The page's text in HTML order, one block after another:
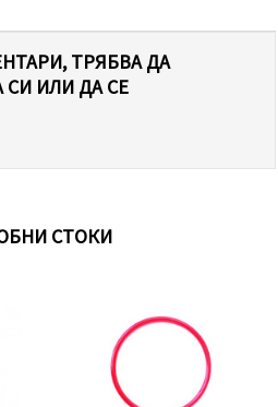
ТРЯБВА ДА
СИ ИЛИ ДА СЕ
СТОКИ